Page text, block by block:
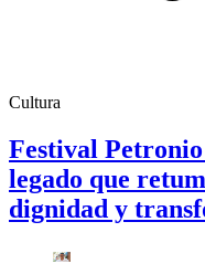
Cultura
Festival
legado que
dignidad y